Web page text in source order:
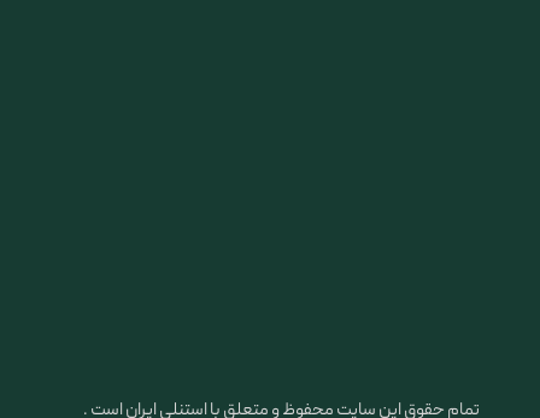
تمام حقوق این سایت محفوظ و متعلق با استنلی ایران است .